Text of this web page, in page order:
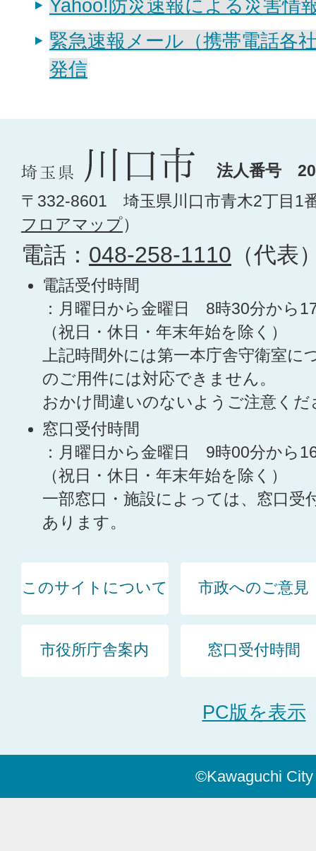
Yahoo!防災速報による災害情
緊急速報メール（携帯電話各
発信
法人番号
〒332-8601 埼玉県川口市青木2丁目1
フロアマップ）
電話： 048-258-1110 （代表
電話受付時間
：月曜日から金曜日 8時30分から
（祝日・休日・年末年始を除く）
上記時間外には第一本庁舎守衛室に
のご用件には対応できません。
おかけ間違いのないようご注意くだ
窓口受付時間
：月曜日から金曜日 9時00分から
（祝日・休日・年末年始を除く）
一部窓口・施設によっては、窓口受
あります。
このサイトについて 市政へのご意見
市役所庁舎案内 窓口受付時間
PC版を表示
©Kawaguchi City